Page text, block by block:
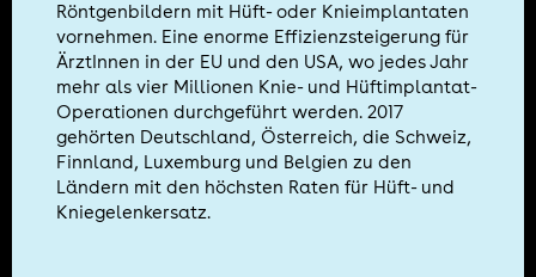
Röntgenbildern mit Hüft- oder Knieimplantaten
vornehmen. Eine enorme Effizienzsteigerung für
ÄrztInnen in der EU und den USA, wo jedes Jahr
mehr als vier Millionen Knie- und Hüftimplantat-
Operationen durchgeführt werden. 2017
gehörten Deutschland, Österreich, die Schweiz,
Finnland, Luxemburg und Belgien zu den
Ländern mit den höchsten Raten für Hüft- und
Kniegelenkersatz.